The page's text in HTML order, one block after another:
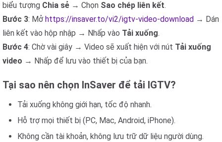
biểu tượng Chia sẻ → Chọn Sao chép liên kết.
Bước 3: Mở https://insaver.to/vi2/igtv-video-download → Dán
liên kết vào hộp nhập → Nhấp vào Tải xuống.
Bước 4: Chờ vài giây → Video sẽ xuất hiện với nút Tải xuống
video → Nhấp để lưu vào thiết bị của bạn.
Tại sao nên chọn InSaver để tải IGTV?
Tải xuống không giới hạn, tốc độ nhanh.
Hỗ trợ mọi thiết bị (PC, Mac, Android, iPhone).
Không cần tài khoản, không lưu trữ dữ liệu người dùng.